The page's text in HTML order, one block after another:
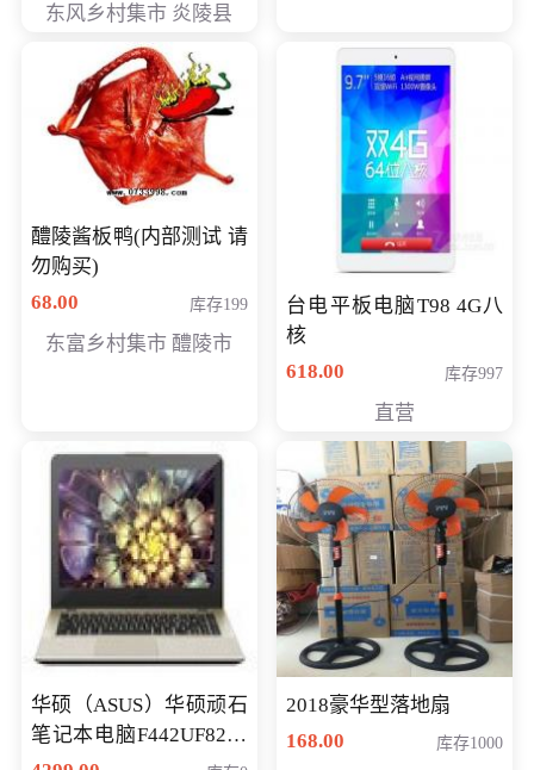
东风乡村集市 炎陵县
醴陵酱板鸭(内部测试 请
勿购买)
68.00
库存199
东富乡村集市 醴陵市
台电平板电脑T98 4G八
核
618.00
库存997
直营
华硕（ASUS）华硕顽石
笔记本电脑F442UF8250
八代独显轻薄办公商务
2018豪华型落地扇
168.00
库存1000